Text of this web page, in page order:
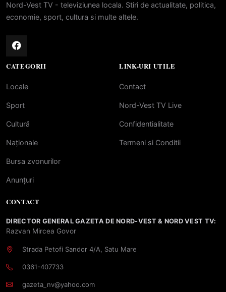
Nord-Vest TV - televiziunea locala. Stiri de actualitate, politica,
economie, sport, cultura si multe altele.
CATEGORII
Locale
Sport
Cultură
Naționale
Bursa zvonurilor
Anunțuri
LINK-URI UTILE
Contact
Nord-Vest TV Live
Confidentialitate
Termeni si Conditii
CONTACT
DIRECTOR GENERAL GAZETA DE NORD-VEST & NORD VEST TV:
Razvan Mircea Govor
Strada Petofi Sandor 4/A, Satu Mare
0361-407733
gazeta_nv@yahoo.com